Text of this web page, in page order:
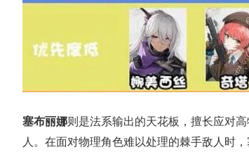
塞布丽娜则是法系输出的天花板，擅长应对
人。在面对物理角色难以处理的棘手敌人时